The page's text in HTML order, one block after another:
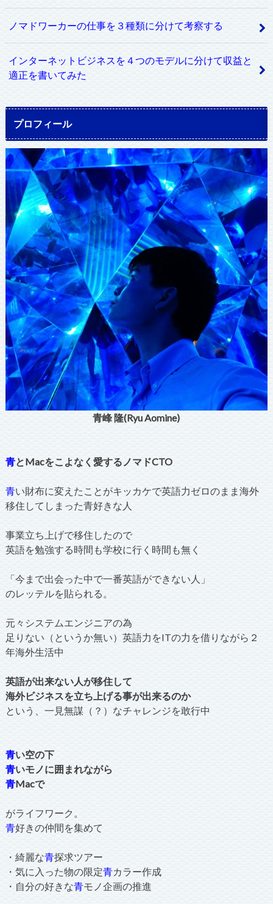
ノマドワーカーの仕事を３種類に分けて考察する
インターネットビジネスを４つのモデルに分けて収益と
適正を書いてみた
プロフィール
青峰 隆(Ryu Aomine)
青とMacをこよなく愛するノマドCTO
青い財布に変えたことがキッカケで英語力ゼロのまま海外
移住してしまった青好きな人
事業立ち上げで移住したので
英語を勉強する時間も学校に行く時間も無く
「今まで出会った中で一番英語ができない人」
のレッテルを貼られる。
元々システムエンジニアの為
足りない（というか無い）英語力をITの力を借りながら２
年海外生活中
英語が出来ない人が移住して
海外ビジネスを立ち上げる事が出来るのか
という、一見無謀（？）なチャレンジを敢行中
青い空の下
青いモノに囲まれながら
青Macで
がライフワーク。
青好きの仲間を集めて
・綺麗な青探求ツアー
・気に入った物の限定青カラー作成
・自分の好きな青モノ企画の推進